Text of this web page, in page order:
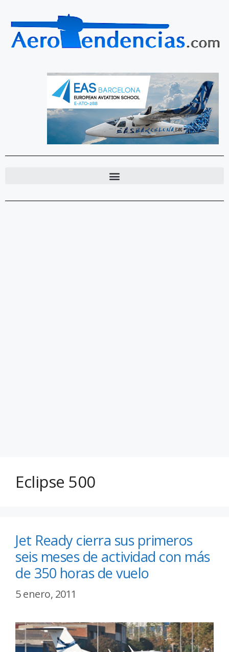
Eclipse 500
Jet Ready cierra sus primeros
seis meses de actividad con más
de 350 horas de vuelo
5 enero, 2011